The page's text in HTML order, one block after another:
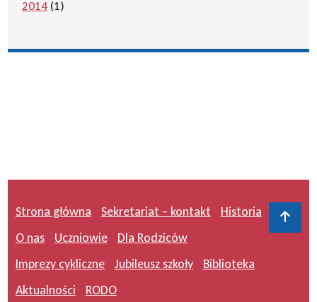
2014 (1)
Strona główna Sekretariat – kontakt
Historia
O nas
Uczniowie
Dla Rodziców
Imprezy cykliczne
Jubileusz szkoły
Biblioteka
Aktualności
RODO
Do